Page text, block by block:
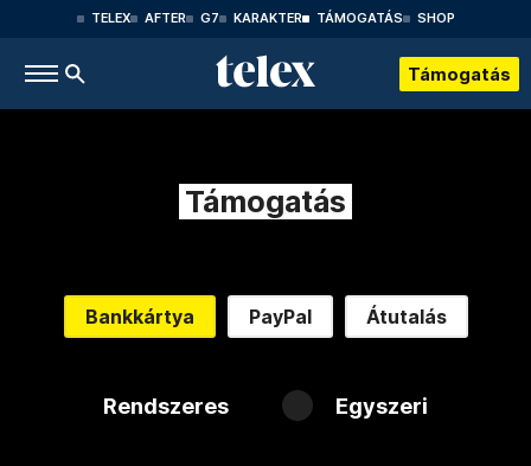
TELEX AFTER G7 KARAKTER TÁMOGATÁS SHOP
Támogatás
Támogatás
Bankkártya PayPal Átutalás
Rendszeres Egyszeri